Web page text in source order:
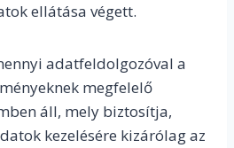
ellátása végett.
adatfeldolgozóval a
megfelelő
áll, mely biztosítja,
kezelésére kizárólag az